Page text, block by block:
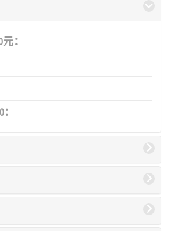
：